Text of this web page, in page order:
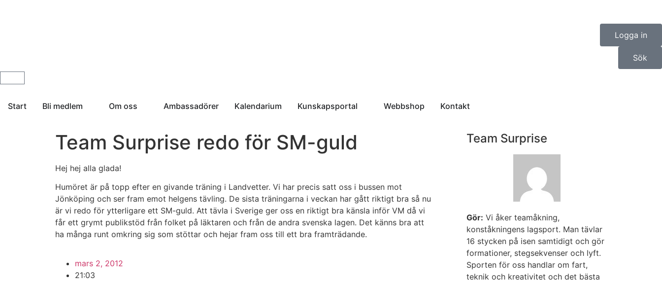
Logga in
Sök
Start Bli medlem Om oss Ambassadörer Kalendarium Kunskapsportal Webbshop Kontakt
Team Surprise redo för SM-guld
Hej hej alla glada!
Humöret är på topp efter en givande träning i Landvetter. Vi har precis satt oss i bussen mot
Jönköping och ser fram emot helgens tävling. De sista träningarna i veckan har gått riktigt bra så nu
är vi redo för ytterligare ett SM-guld. Att tävla i Sverige ger oss en riktigt bra känsla inför VM då vi
får ett grymt publikstöd från folket på läktaren och från de andra svenska lagen. Det känns bra att
ha många runt omkring sig som stöttar och hejar fram oss till ett bra framträdande.
mars 2, 2012
21:03
Team Surprise
Gör: Vi åker teamåkning,
konståkningens lagsport. Man tävlar
16 stycken på isen samtidigt och gör
formationer, stegsekvenser och lyft.
Sporten för oss handlar om fart,
teknik och kreativitet och det bästa